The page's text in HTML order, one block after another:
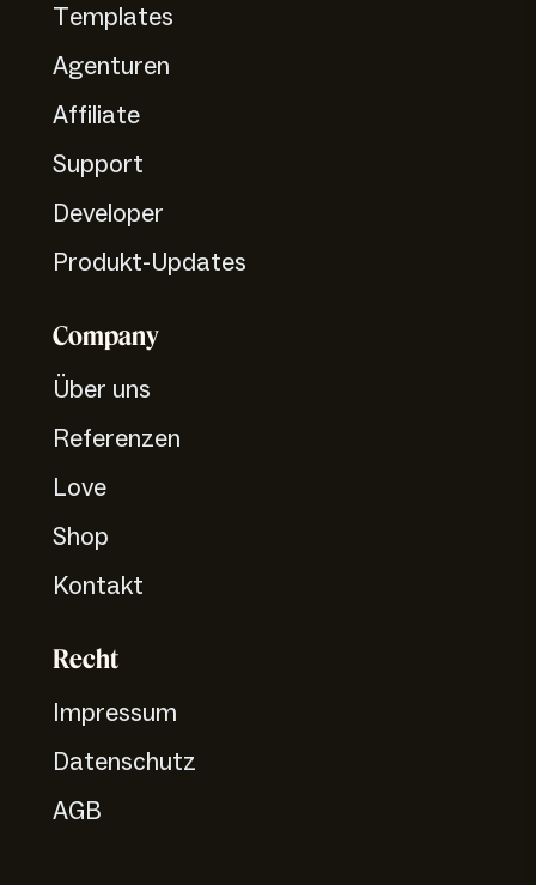
Templates
Agenturen
Affiliate
Support
Developer
Produkt-Updates
Company
Über uns
Referenzen
Love
Shop
Kontakt
Recht
Impressum
Datenschutz
AGB